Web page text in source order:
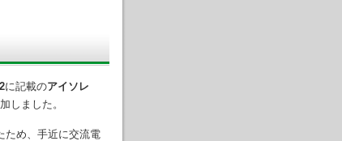
に記載のアイソレ
しました。
ため、手近に交流電